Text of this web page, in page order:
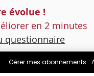
évolue !
en 2 minutes
questionnaire
Gérer mes abonnements